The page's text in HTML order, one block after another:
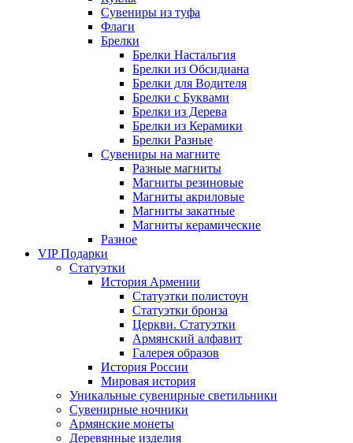
Сувениры из туфа
Флаги
Брелки
Брелки Настальгия
Брелки из Обсидиана
Брелки для Водителя
Брелки с Буквами
Брелки из Дерева
Брелки из Керамики
Брелки Разные
Сувениры на магните
Разные магниты
Магниты резиновые
Магниты акриловые
Магниты закатные
Магниты керамические
Разное
VIP Подарки
Статуэтки
История Армении
Статуэтки полистоун
Статуэтки бронза
Церкви. Статуэтки
Армянский алфавит
Галерея образов
История России
Мировая история
Уникальные сувенирные светильники
Сувенирные ночники
Армянские монеты
Деревянные изделия